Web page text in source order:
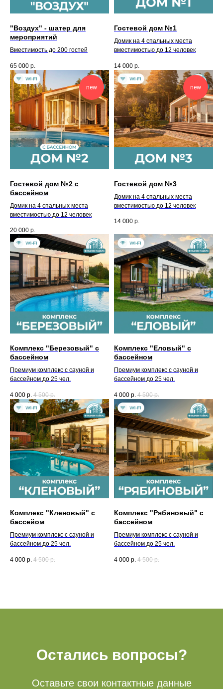
"Воздух" - шатер для
мероприятий
Вместимость до 200 гостей
65 000 р.
Гостевой дом №1
Домик на 4 спальных места
вместимостью до 12 человек
14 000 р.
new
Гостевой дом №2 с
бассейном
Домик на 4 спальных места
вместимостью до 12 человек
20 000 р.
new
Гостевой дом №3
Домик на 4 спальных места
вместимостью до 12 человек
14 000 р.
Комплекс "Березовый" с
бассейном
Премиум комплекс с сауной и
бассейном до 25 чел.
4 000 р. 4 500 р.
Комплекс "Еловый" с
бассейном
Премиум комплекс с сауной и
бассейном до 25 чел.
4 000 р. 4 500 р.
Комплекс "Кленовый" с
бассейом
Премиум комплекс с сауной и
бассейном до 25 чел.
4 000 р. 4 500 р.
Комплекс "Рябиновый" с
бассейном
Премиум комплекс с сауной и
бассейном до 25 чел.
4 000 р. 4 500 р.
Остались вопросы?
Оставьте свои контактные данные
Акции
Беседки
Мероприятия
О нас
Доп услуги
Тюбинг (2025-2026
подошел к концу)
Рыбалка
Режим работы
Кассы с 9.00-21.00
Все объекты работают
круглосуточно
+ 7 (3412) 65-07-62
Бронь беседок
fpark18@mail.ru